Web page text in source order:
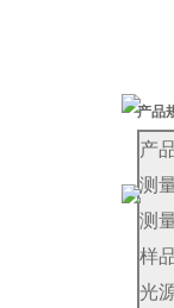
产品
产
测
测
样
光